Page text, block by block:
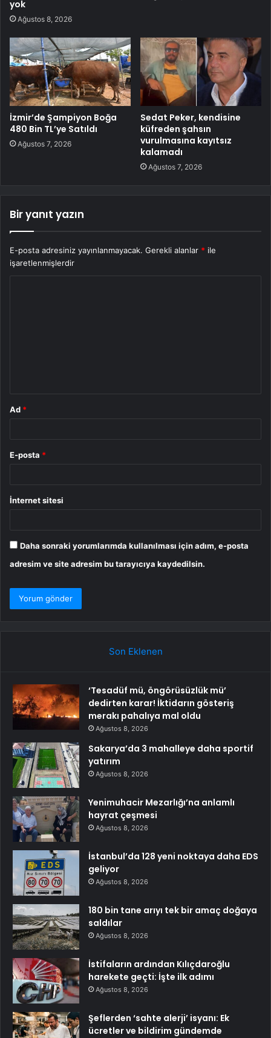
yok
Ağustos 8, 2026
İzmir’de Şampiyon Boğa
480 Bin TL’ye Satıldı
Ağustos 7, 2026
Sedat Peker, kendisine
küfreden şahsın
vurulmasına kayıtsız
kalamadı
Ağustos 7, 2026
Bir yanıt yazın
E-posta adresiniz yayınlanmayacak. Gerekli alanlar * ile
işaretlenmişlerdir
Ad *
E-posta *
İnternet sitesi
Daha sonraki yorumlarımda kullanılması için adım, e-posta
adresim ve site adresim bu tarayıcıya kaydedilsin.
Son Eklenen
‘Tesadüf mü, öngörüsüzlük mü’
dedirten karar! İktidarın gösteriş
merakı pahalıya mal oldu
Ağustos 8, 2026
Sakarya’da 3 mahalleye daha sportif
yatırım
Ağustos 8, 2026
Yenimuhacir Mezarlığı’na anlamlı
hayrat çeşmesi
Ağustos 8, 2026
İstanbul’da 128 yeni noktaya daha EDS
geliyor
Ağustos 8, 2026
180 bin tane arıyı tek bir amaç doğaya
saldılar
Ağustos 8, 2026
İstifaların ardından Kılıçdaroğlu
harekete geçti: İşte ilk adımı
Ağustos 8, 2026
Şeflerden ‘sahte alerji’ isyanı: Ek
ücretler ve bildirim gündemde